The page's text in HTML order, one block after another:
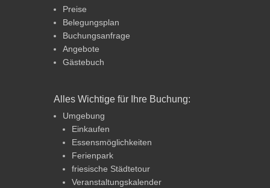
Preise
Belegungsplan
Buchungsanfrage
Angebote
Gästebuch
Alles Wichtige für Ihre Buchung:
Umgebung
Einkaufen
Essensmöglichkeiten
Ferienpark
friesische Städtetour
Veranstaltungskalender